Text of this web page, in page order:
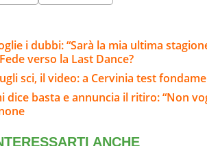
i dubbi: “Sarà la mia ultima
verso la Last Dance?
sci, il video: a Cervinia test
dice basta e annuncia il ritiro: “Non